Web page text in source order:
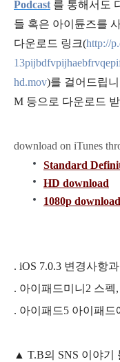
Podcast 를 통해서도
들 혹은 아이튠즈를
다운로드 링크(http://
hd.mov)를 걸어드립
M 등으로 다운로드
download on iTunes
Standard
HD download
1080p download
. iOS 7.0.3 변경사항
. 아이패드미니2 스펙
. 아이패드5 아이패
▲ T.B의 SNS 이야기